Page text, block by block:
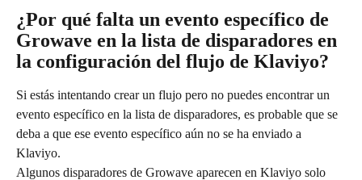
¿Por qué falta un evento específico de
Growave en la lista de disparadores en
la configuración del flujo de Klaviyo?
Si estás intentando crear un flujo pero no puedes encontrar un
evento específico en la lista de disparadores, es probable que se
deba a que ese evento específico aún no se ha enviado a
Klaviyo.
Algunos disparadores de Growave aparecen en Klaviyo solo